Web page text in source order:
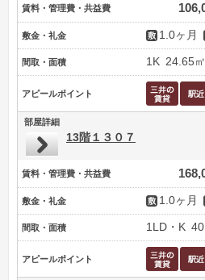
賃料・管理費・共益費
敷金・礼金 1.0ヶ月
間取・面積 1K 24.65㎡
アピールポイント
部屋詳細
13階１３０７
賃料・管理費・共益費
敷金・礼金 1.0ヶ月
間取・面積 1LD・K
アピールポイント